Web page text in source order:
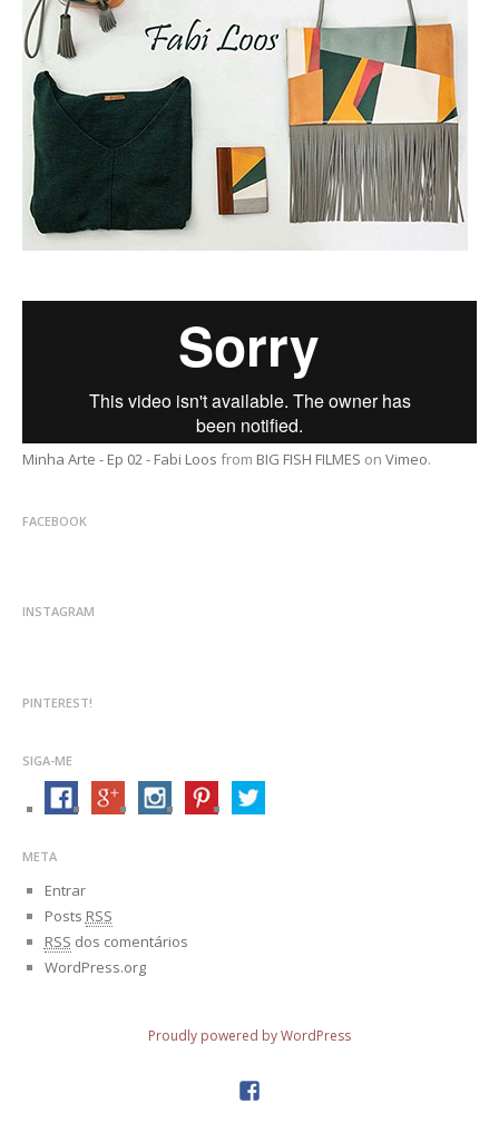
Minha Arte - Ep 02 - Fabi Loos from BIG FISH FILMES on Vimeo.
FACEBOOK
INSTAGRAM
PINTEREST!
SIGA-ME
META
Entrar
Posts RSS
RSS dos comentários
WordPress.org
Proudly powered by WordPress